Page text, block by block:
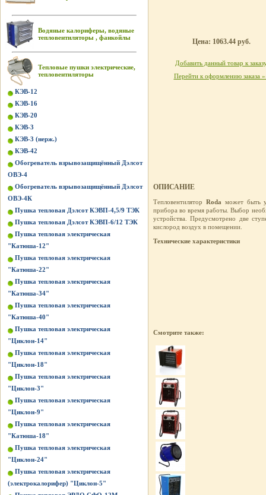
Водяные калориферы, водяные
тепловентиляторы , фанкойлы
Тепловые пушки электрические,
тепловентиляторы
КЭВ-12
КЭВ-16
КЭВ-20
КЭВ-3
КЭВ-3 (нерж.)
КЭВ-42
Обогреватель взрывозащищённый Дэлсот
ОВЭ-4
Обогреватель взрывозащищённый Дэлсот
ОВЭ-4К
Пушка тепловая Дэлсот КЭВП-4,5/9 ТЭК
Пушка тепловая Дэлсот КЭВП-6/12 ТЭК
Пушка тепловая электрическая
"Катюша-12"
Пушка тепловая электрическая
"Катюша-22"
Пушка тепловая электрическая
"Катюша-34"
Пушка тепловая электрическая
"Катюша-40"
Пушка тепловая электрическая
"Циклон-14"
Пушка тепловая электрическая
"Циклон-18"
Пушка тепловая электрическая
"Циклон-3"
Пушка тепловая электрическая
"Циклон-9"
Пушка тепловая электрическая
"Катюша-18"
Пушка тепловая электрическая
"Циклон-24"
Пушка тепловая электрическая
(электрокалорифер) "Циклон-5"
Цена: 1063.44 руб.
Добавить данный товар к
Перейти к оформлению заказа
ОПИСАНИЕ
Тепловентилятор Roda может быть
прибора во время работы. Выбор
устройства. Предусмотрено две
кислород воздух в помещении.
Технические характеристики
Смотрите также: